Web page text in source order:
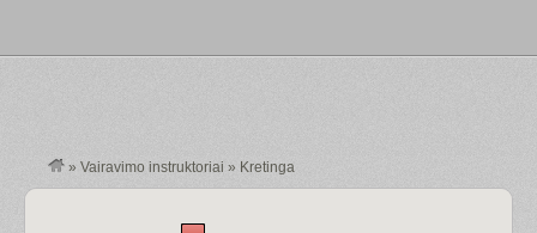
» Vairavimo instruktoriai » Kretinga